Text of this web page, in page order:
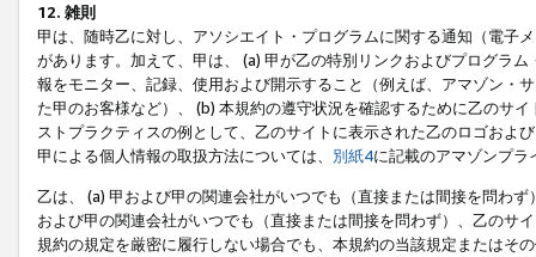
12. 雑則
甲は、随時乙に対し、アソシエイト・プログラムに関する通知（電子
があります。加えて、甲は、 (a) 甲が乙の特別リンクおよびプログラ
報をモニター、記録、使用および開示すること（例えば、アマゾン・
た甲のお客様など）、 (b) 本規約の遵守状況を確認するために乙のサ
ストプラクティスの例として、乙のサイトに表示された乙のロゴおよ
甲による個人情報の取扱方法については、 別紙4に記載のアマゾンプ
乙は、 (a) 甲および甲の関連会社がいつでも（直接または間接を問わ
および甲の関連会社がいつでも（直接または間接を問わず）、乙のサ
規約の規定を厳密に履行しない場合でも、本規約の当該規定またはそ